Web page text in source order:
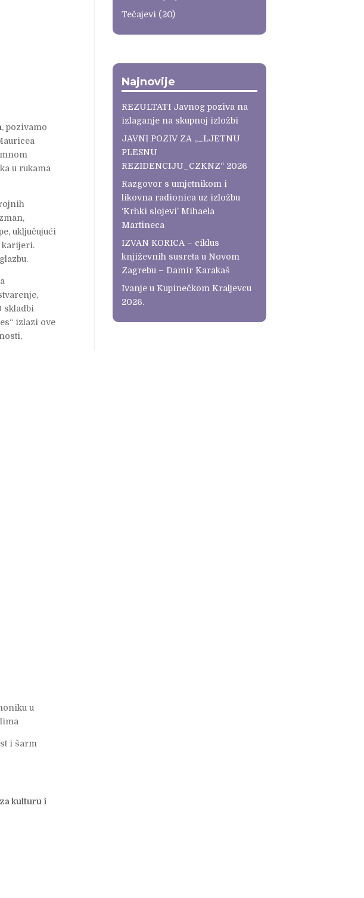
, pozivamo
u rukama
uključujući
karijeri.
skladbi
izlazi ove
u
i šarm
kulturu i
Tečajevi (20)
Najnovije
REZULTATI Javnog poziva na
izlaganje na skupnoj izložbi
JAVNI POZIV ZA „_LJETNU
PLESNU
REZIDENCIJU_CZKNZ“ 2026
Razgovor s umjetnikom i
likovna radionica uz izložbu
‘Krhki slojevi’ Mihaela
Martineca
IZVAN KORICA – ciklus
književnih susreta u Novom
Zagrebu – Damir Karakaš
Ivanje u Kupinečkom Kraljevcu
2026.